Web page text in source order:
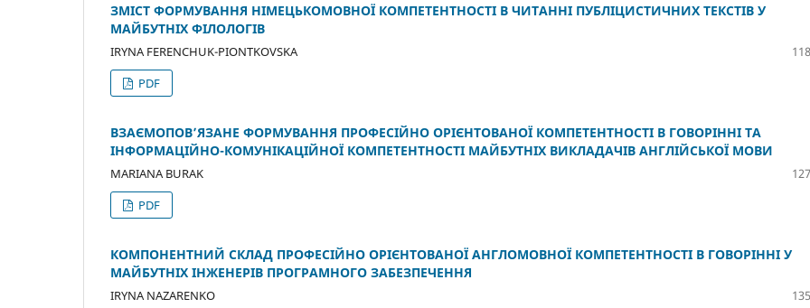
ЗМІСТ ФОРМУВАННЯ НІМЕЦЬКОМОВНОЇ КОМПЕТЕНТНОСТІ В ЧИТАННІ ПУБЛІЦИСТИЧНИХ ТЕКСТІВ У
МАЙБУТНІХ ФІЛОЛОГІВ
IRYNA FERENCHUK-PIONTKOVSKA
PDF
ВЗАЄМОПОВ’ЯЗАНE ФОРМУВАННЯ ПРОФЕСІЙНО ОРІЄНТОВАНОЇ КОМПЕТЕНТНОСТІ В ГОВОРІННІ ТА
ІНФОРМАЦІЙНО-КОМУНІКАЦІЙНОЇ КОМПЕТЕНТНОСТІ МАЙБУТНІХ ВИКЛАДАЧІВ АНГЛІЙСЬКОЇ МОВИ
MARIANA BURAK
PDF
КОМПОНЕНТНИЙ СКЛАД ПРОФЕСІЙНО ОРІЄНТОВАНОЇ АНГЛОМОВНОЇ КОМПЕТЕНТНОСТІ В ГОВОРІННІ У
МАЙБУТНІХ ІНЖЕНЕРІВ ПРОГРАМНОГО ЗАБЕЗПЕЧЕННЯ
IRYNA NAZARENKO